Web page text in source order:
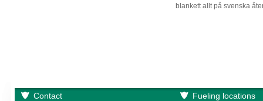
blankett allt på svenska
Contact Fueling locations